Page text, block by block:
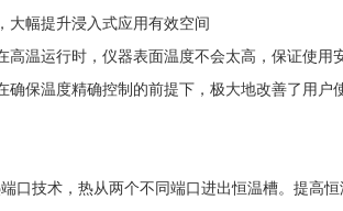
幅提升浸入式应用有效空间
温运行时，仪器表面温度不会太高，保证使用
保温度精确控制的前提下，极大地改善了用户
技术，热从两个不同端口进出恒温槽。提高